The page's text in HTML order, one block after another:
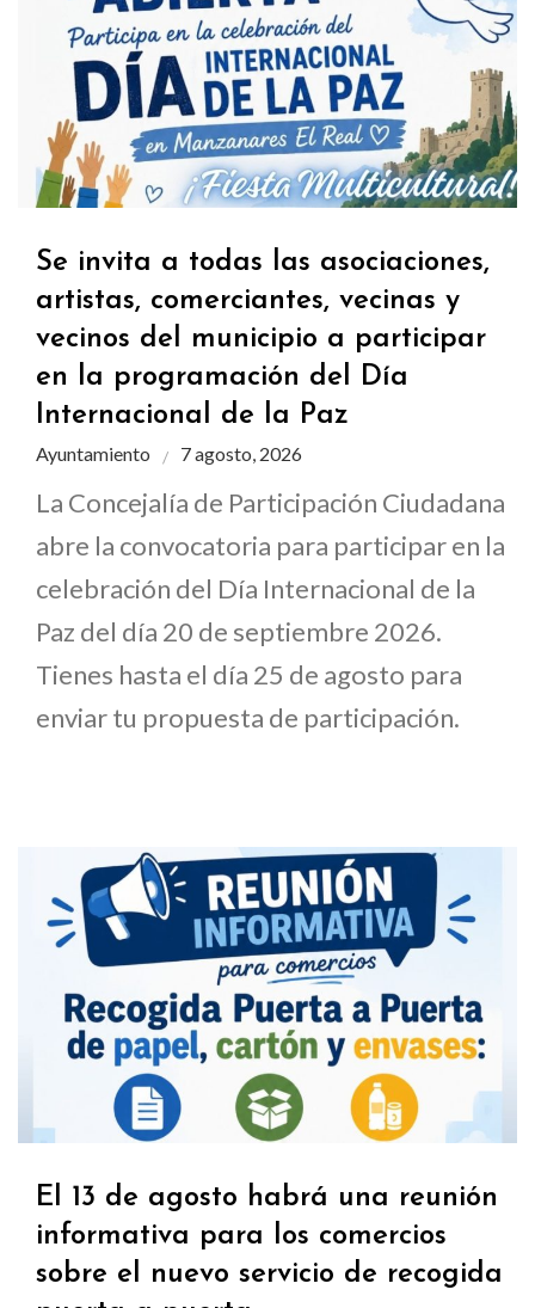
Se invita a todas las asociaciones,
artistas, comerciantes, vecinas y
vecinos del municipio a participar
en la programación del Día
Internacional de la Paz
Ayuntamiento 7 agosto, 2026
La Concejalía de Participación Ciudadana
abre la convocatoria para participar en la
celebración del Día Internacional de la
Paz del día 20 de septiembre 2026.
Tienes hasta el día 25 de agosto para
enviar tu propuesta de participación.
El 13 de agosto habrá una reunión
informativa para los comercios
sobre el nuevo servicio de recogida